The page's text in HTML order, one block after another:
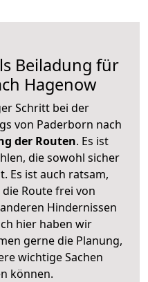
Beiladung für
Hagenow
Schritt bei der
von Paderborn nach
der Routen. Es ist
die sowohl sicher
Es ist auch ratsam,
Route frei von
Hindernissen
hier haben wir
gerne die Planung,
wichtige Sachen
können.